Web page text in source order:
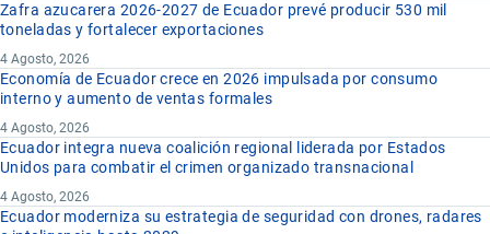
Zafra azucarera 2026-2027 de Ecuador prevé producir 530 mil
toneladas y fortalecer exportaciones
4 Agosto, 2026
Economía de Ecuador crece en 2026 impulsada por consumo
interno y aumento de ventas formales
4 Agosto, 2026
Ecuador integra nueva coalición regional liderada por Estados
Unidos para combatir el crimen organizado transnacional
4 Agosto, 2026
Ecuador moderniza su estrategia de seguridad con drones, radares